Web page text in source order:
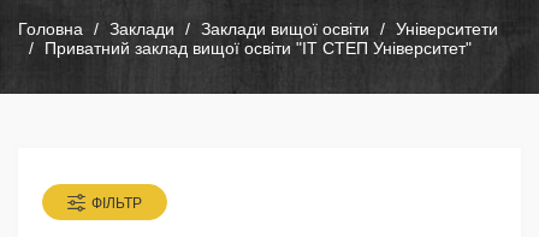
Головна Заклади Заклади вищої освіти
Університети
Приватний заклад вищої освіти "ІТ СТЕП Університет"
ФІЛЬТР